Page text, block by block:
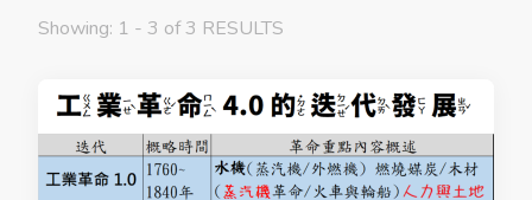
Showing: 1 - 3 of 3 RESULTS